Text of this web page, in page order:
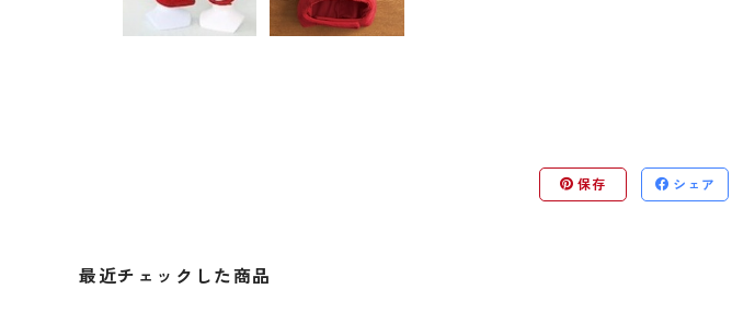
保存 シェア
最近チェックした商品